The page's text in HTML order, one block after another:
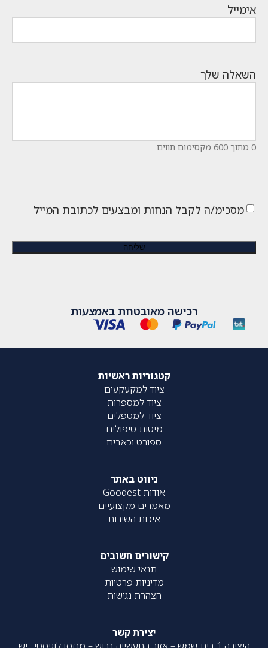
אימייל
השאלה שלך
0 מתוך 600 מקסימום תווים
מסכימ/ה לקבל הנחות ומבצעים לכתובת המייל
רכישה מאובטחת באמצעות
קטגוריות ראשיות
ציוד למקעקעים
ציוד למספרות
ציוד למטפלים
מיטות טיפולים
ספורט וכאבים
ניווט באתר
אודות Goodest
מאמרים מקצועיים
איכות השירות
קישורים חשובים
תנאי שימוש
מדיניות פרטיות
הצהרת נגישות
יצירת קשר
היצירה 1 בית שמש – אזור התעשייה ברוש – מחסן לוגיסטי , יש